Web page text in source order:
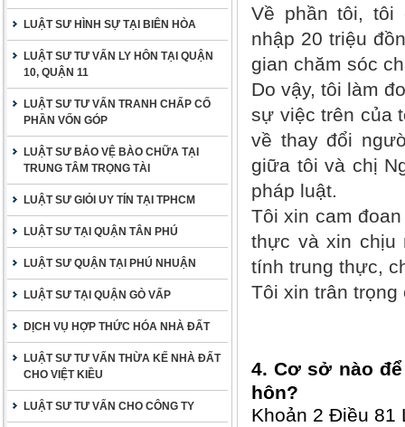
LUẬT SƯ HÌNH SỰ TẠI BIÊN HÒA
LUẬT SƯ TƯ VẤN LY HÔN TẠI QUẬN
10, QUẬN 11
LUẬT SƯ TƯ VẤN TRANH CHẤP CỐ
PHẦN VỐN GÓP
LUẬT SƯ BẢO VỆ BÀO CHỮA TẠI
TRUNG TÂM TRỌNG TÀI
LUẬT SƯ GIỎI UY TÍN TẠI TPHCM
LUẬT SƯ TẠI QUẬN TÂN PHÚ
LUẬT SƯ QUẬN TẠI PHÚ NHUẬN
LUẬT SƯ TẠI QUẬN GÒ VẤP
DỊCH VỤ HỢP THỨC HÓA NHÀ ĐẤT
LUẬT SƯ TƯ VẤN THỪA KẾ NHÀ ĐẤT
CHO VIỆT KIỀU
LUẬT SƯ TƯ VẤN CHO CÔNG TY
Về phần tôi, tôi
nhập 20 triệu
gian chăm sóc
Do vậy, tôi làm
sự việc trên của
về thay đổi
giữa tôi và chị
pháp luật.
Tôi xin cam
thực và xin chịu
tính trung thực,
Tôi xin trân trọng
4. Cơ sở nào
hôn?
Khoản 2 Điều 81